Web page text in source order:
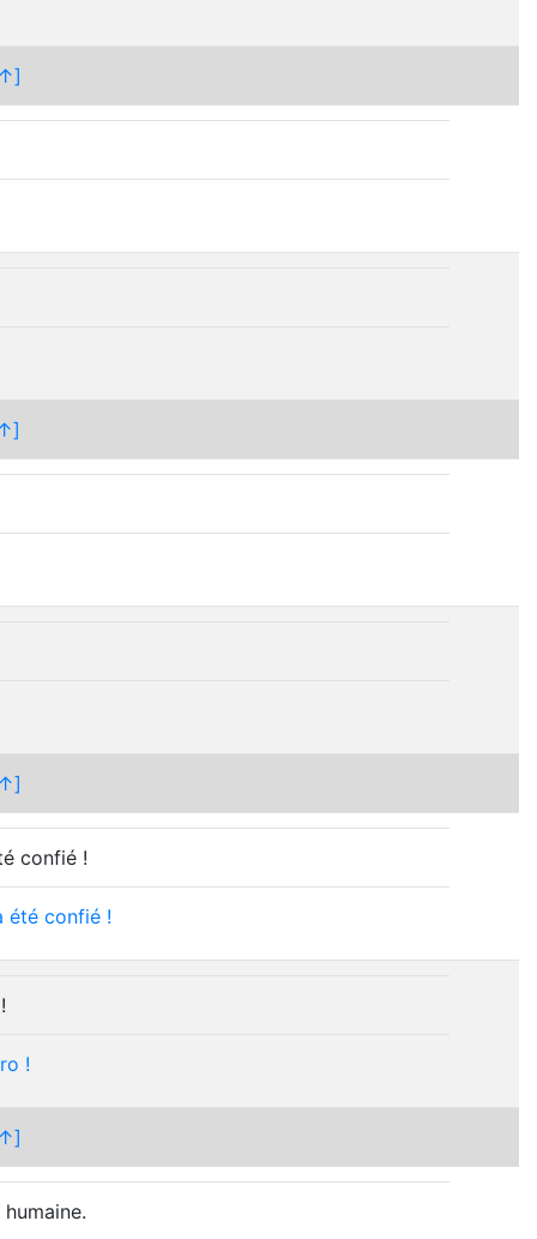
confié !
été confié !
!